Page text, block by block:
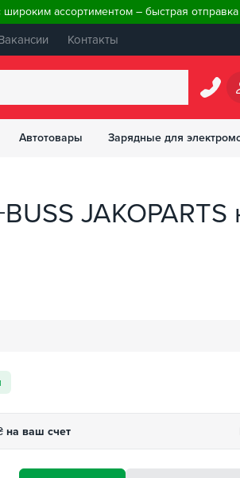
ассортиментом – быстрая
Контакты
Автотовары Зарядные для
JAKOPARTS
на ваш счет